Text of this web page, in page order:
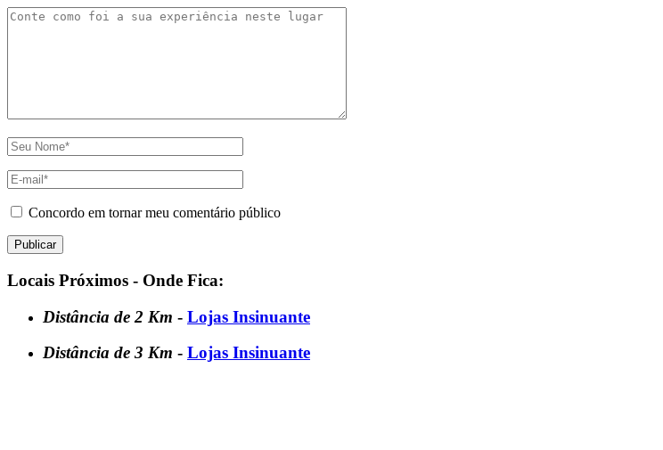
Concordo em tornar meu comentário público
Locais Próximos - Onde Fica:
Distância de 2 Km - Lojas Insinuante
Distância de 3 Km - Lojas Insinuante